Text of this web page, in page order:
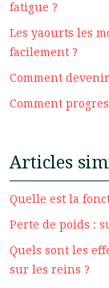
fatigue ?
Les yaourts les
facilement ?
Comment
Comment
Articles
Quelle est la
Perte de poids :
Quels sont les
sur les reins ?